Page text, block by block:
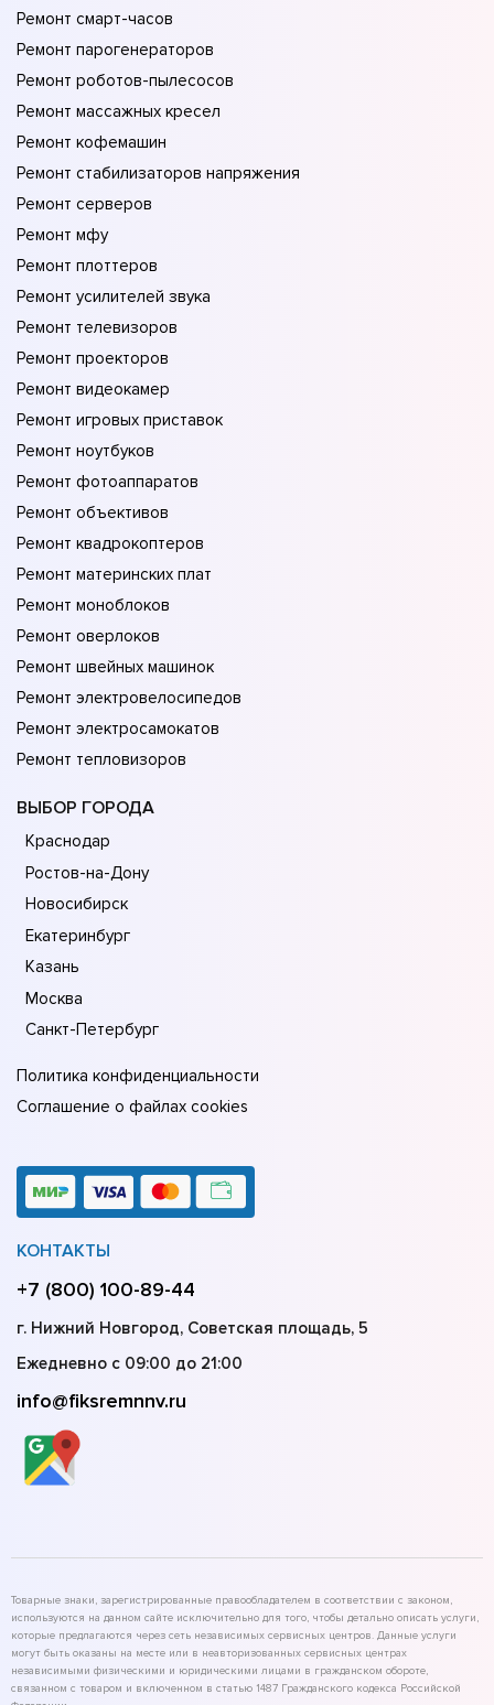
Ремонт смарт-часов
Ремонт парогенераторов
Ремонт роботов-пылесосов
Ремонт массажных кресел
Ремонт кофемашин
Ремонт стабилизаторов напряжения
Ремонт серверов
Ремонт мфу
Ремонт плоттеров
Ремонт усилителей звука
Ремонт телевизоров
Ремонт проекторов
Ремонт видеокамер
Ремонт игровых приставок
Ремонт ноутбуков
Ремонт фотоаппаратов
Ремонт объективов
Ремонт квадрокоптеров
Ремонт материнских плат
Ремонт моноблоков
Ремонт оверлоков
Ремонт швейных машинок
Ремонт электровелосипедов
Ремонт электросамокатов
Ремонт тепловизоров
ВЫБОР ГОРОДА
Краснодар
Ростов-на-Дону
Новосибирск
Екатеринбург
Казань
Москва
Санкт-Петербург
Политика конфиденциальности
Соглашение о файлах cookies
КОНТАКТЫ
+7 (800) 100-89-44
г. Нижний Новгород, Советская площадь, 5
Ежедневно с 09:00 до 21:00
info@fiksremnnv.ru
Товарные знаки, зарегистрированные правообладателем в соответствии с законом,
используются на данном сайте исключительно для того, чтобы детально описать услуги,
которые предлагаются через сеть независимых сервисных центров. Данные услуги
могут быть оказаны на месте или в неавторизованных сервисных центрах
независимыми физическими и юридическими лицами в гражданском обороте,
связанном с товаром и включенном в статью 1487 Гражданского кодекса Российской